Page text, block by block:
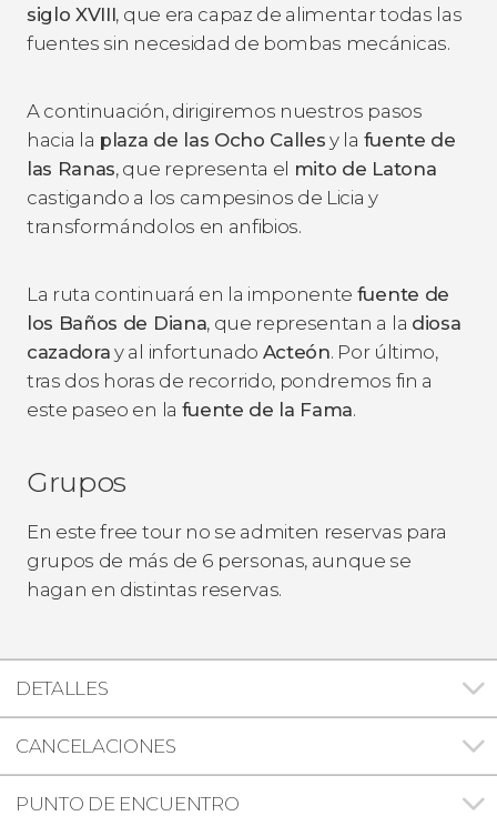
siglo XVIII, que era capaz de alimentar todas las
fuentes sin necesidad de bombas mecánicas.
A continuación, dirigiremos nuestros pasos
hacia la plaza de las Ocho Calles y la fuente de
las Ranas, que representa el mito de Latona
castigando a los campesinos de Licia y
transformándolos en anfibios.
La ruta continuará en la imponente fuente de
los Baños de Diana, que representan a la diosa
cazadora y al infortunado Acteón. Por último,
tras dos horas de recorrido, pondremos fin a
este paseo en la fuente de la Fama.
Grupos
En este free tour no se admiten reservas para
grupos de más de 6 personas, aunque se
hagan en distintas reservas.
DETALLES
CANCELACIONES
PUNTO DE ENCUENTRO